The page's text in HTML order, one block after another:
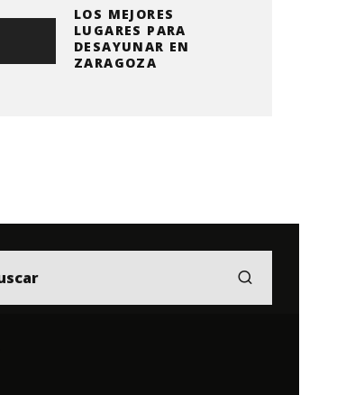
LOS MEJORES
LUGARES PARA
DESAYUNAR EN
ZARAGOZA